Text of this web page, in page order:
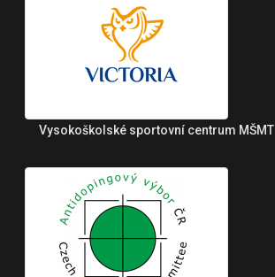
Vysokoškolské sportovní centrum MŠMT